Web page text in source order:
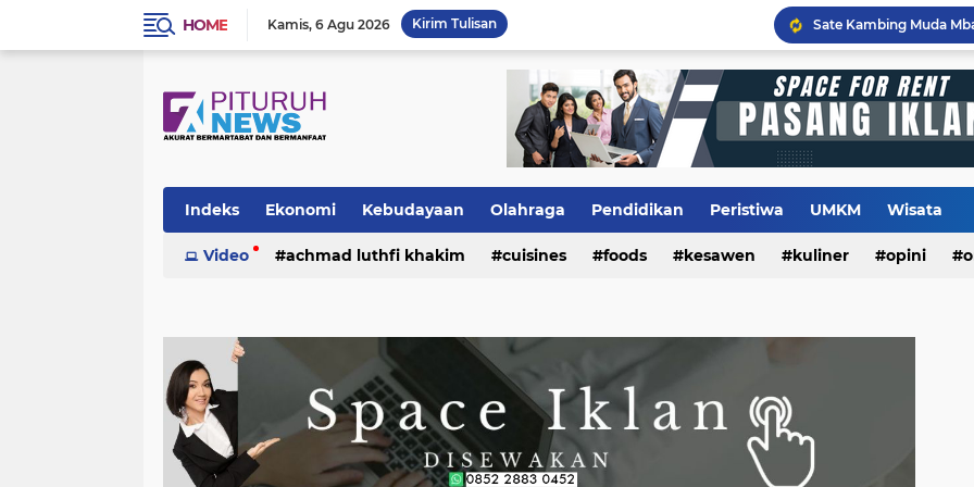
HOME Kamis 6 Agu 2026 Kirim Tulisan
Flashback Program
Indeks Ekonomi Kebudayaan Olahraga Pendidikan Peristiwa UMKM Wisata
Video achmad luthfi khakim cuisines foods kesawen kuliner opini